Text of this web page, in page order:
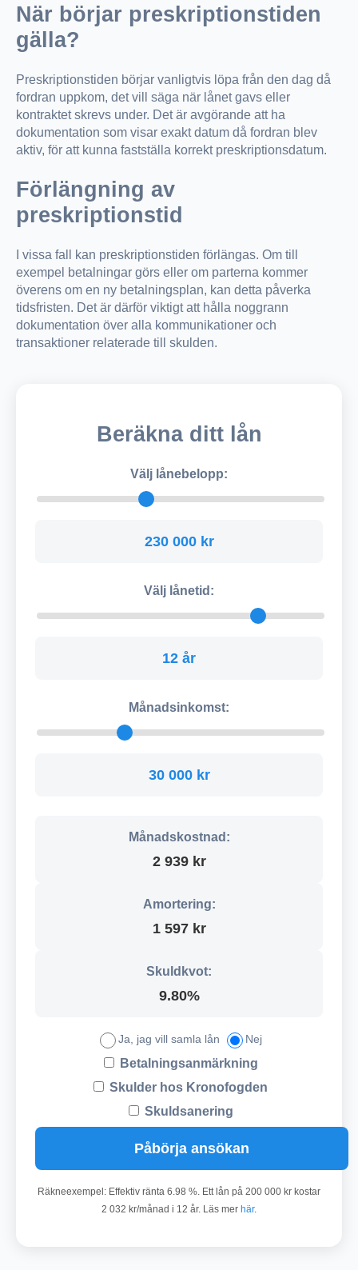
När börjar preskriptionstiden
gälla?
Preskriptionstiden börjar vanligtvis löpa från den dag då
fordran uppkom, det vill säga när lånet gavs eller
kontraktet skrevs under. Det är avgörande att ha
dokumentation som visar exakt datum då fordran blev
aktiv, för att kunna fastställa korrekt preskriptionsdatum.
Förlängning av
preskriptionstid
I vissa fall kan preskriptionstiden förlängas. Om till
exempel betalningar görs eller om parterna kommer
överens om en ny betalningsplan, kan detta påverka
tidsfristen. Det är därför viktigt att hålla noggrann
dokumentation över alla kommunikationer och
transaktioner relaterade till skulden.
Beräkna ditt lån
Välj lånebelopp:
230 000 kr
Välj lånetid:
12 år
Månadsinkomst:
30 000 kr
Månadskostnad:
2 939 kr
Amortering:
1 597 kr
Skuldkvot:
9.80%
Ja, jag vill samla lån Nej
Betalningsanmärkning
Skulder hos Kronofogden
Skuldsanering
Påbörja ansökan
Räkneexempel: Effektiv ränta 6.98 %. Ett lån på 200 000 kr kostar
2 032 kr/månad i 12 år. Läs mer här.